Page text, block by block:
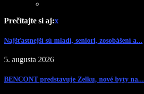
Prečítajte si aj:x
Najšťastnejší sú mladí, seniori, zosobášení a...
5. augusta 2026
BENCONT predstavuje Zelku, nové byty na...